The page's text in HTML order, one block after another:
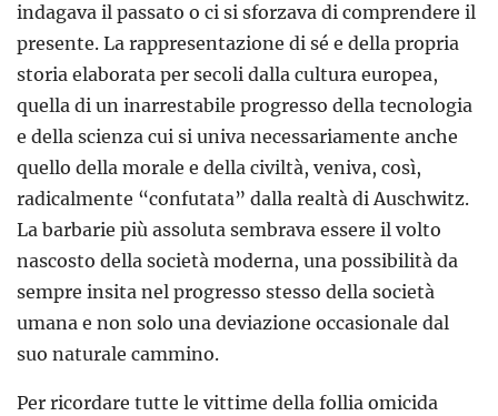
indagava il passato o ci si sforzava di comprendere il
presente. La rappresentazione di sé e della propria
storia elaborata per secoli dalla cultura europea,
quella di un inarrestabile progresso della tecnologia
e della scienza cui si univa necessariamente anche
quello della morale e della civiltà, veniva, così,
radicalmente “confutata” dalla realtà di Auschwitz.
La barbarie più assoluta sembrava essere il volto
nascosto della società moderna, una possibilità da
sempre insita nel progresso stesso della società
umana e non solo una deviazione occasionale dal
suo naturale cammino.
Per ricordare tutte le vittime della follia omicida